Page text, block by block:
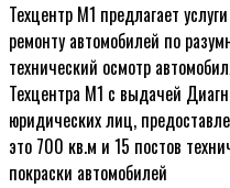
Техцентр М1 предлагает
ремонту автомобилей по
технический осмотр
Техцентра М1 с выдачей
юридических лиц,
это 700 кв.м и 15 постов
покраски автомобилей